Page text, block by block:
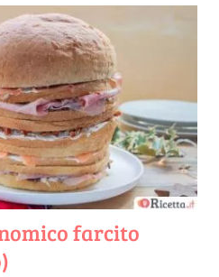
farcito